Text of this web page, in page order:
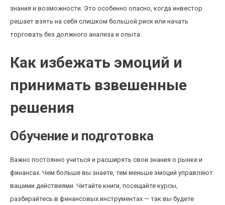
знания и возможности. Это особенно опасно, когда инвестор
решает взять на себя слишком большой риск или начать
торговать без должного анализа и опыта.
Как избежать эмоций и
принимать взвешенные
решения
Обучение и подготовка
Важно постоянно учиться и расширять свои знания о рынке и
финансах. Чем больше вы знаете, тем меньше эмоций управляют
вашими действиями. Читайте книги, посещайте курсы,
разбирайтесь в финансовых инструментах — так вы будете